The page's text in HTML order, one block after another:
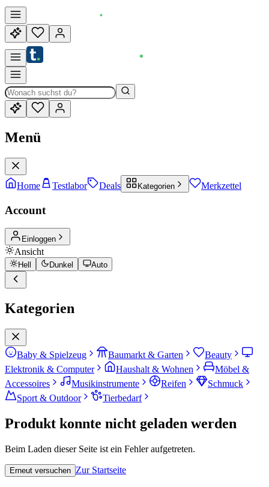
Menü
Home Testlabor Deals Kategorien Merkzettel
Account
Einloggen
Ansicht
Hell Dunkel Auto
Kategorien
Baby & Spielzeug Baumarkt & Garten
Beauty
Elektronik & Computer
Haushalt & Wohnen
Möbel &
Accessoires
Musikinstrumente Reifen
Schmuck
Sport & Outdoor
Tierbedarf
Produkt konnte nicht geladen werden
Beim Laden dieser Seite ist ein Fehler aufgetreten.
Erneut versuchen Zur Startseite